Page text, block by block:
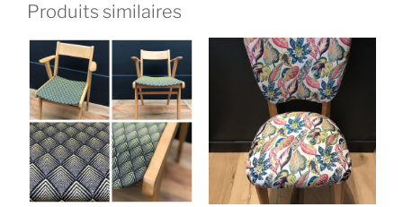
Produits similaires